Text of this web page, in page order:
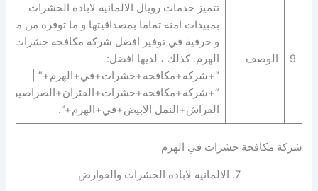
9 الوصف
تتميز خدمات رويال الالمانية لابادة الحشرات
بمبيدات امنة تماما بمصداقيتها و ما توفره من
و حرفية في توفير افضل شركة مكافحة حشرات
الهرم. كذلك ، لديها افضل:
“+شركة+مكافحة+حشرات+في+الهرم+” |
الفراش+النمل الابيض+في+الهرم+”.
شركة مكافحة حشرات في الهرم
7. الالمانيه لاباده الحشرات والقوارض‎‎‎